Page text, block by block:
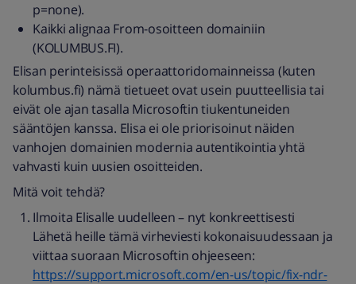
p=none).
Kaikki alignaa From-osoitteen domainiin
(KOLUMBUS.FI).
Elisan perinteisissä operaattoridomainneissa (kuten
kolumbus.fi) nämä tietueet ovat usein puutteellisia tai
eivät ole ajan tasalla Microsoftin tiukentuneiden
sääntöjen kanssa. Elisa ei ole priorisoinut näiden
vanhojen domainien modernia autentikointia yhtä
vahvasti kuin uusien osoitteiden.
Mitä voit tehdä?
Ilmoita Elisalle uudelleen – nyt konkreettisesti
Lähetä heille tämä virheviesti kokonaisuudessaan ja
viittaa suoraan Microsoftin ohjeeseen:
https://support.microsoft.com/en-us/topic/fix-ndr-